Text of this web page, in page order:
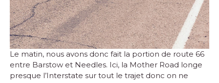
Le matin, nous avons donc fait la portion de route 66
entre Barstow et Needles. Ici, la Mother Road longe
presque l’Interstate sur tout le trajet donc on ne